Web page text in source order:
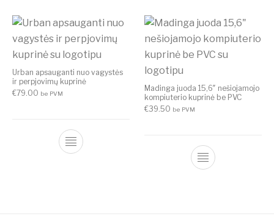
Urban apsauganti nuo vagystės
ir perpjovimų kuprinė
€79.00 be PVM
Madinga juoda 15,6″ nešiojamojo
kompiuterio kuprinė be PVC
€39.50 be PVM